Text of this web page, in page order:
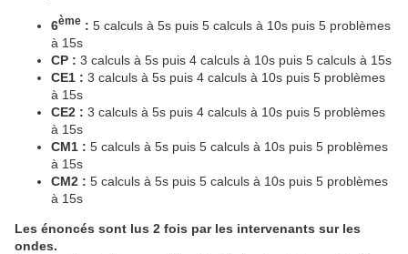
6ème : 5 calculs à 5s puis 5 calculs à 10s puis 5 problèmes
à 15s
CP : 3 calculs à 5s puis 4 calculs à 10s puis 5 calculs à 15s
CE1 : 3 calculs à 5s puis 4 calculs à 10s puis 5 problèmes
à 15s
CE2 : 3 calculs à 5s puis 4 calculs à 10s puis 5 problèmes
à 15s
CM1 : 5 calculs à 5s puis 5 calculs à 10s puis 5 problèmes
à 15s
CM2 : 5 calculs à 5s puis 5 calculs à 10s puis 5 problèmes
à 15s
Les énoncés sont lus 2 fois par les intervenants sur les
ondes.